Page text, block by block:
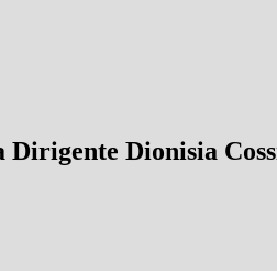
Dirigente Dionisia